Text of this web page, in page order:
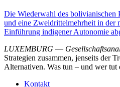
Die Wiederwahl des bolivianischen
und eine Zweidrittelmehrheit in der
Einführung indigener Autonomie
LUXEMBURG —
Strategien zusammen, jenseits der
Alternativen. Was tun – und wer
Kontakt